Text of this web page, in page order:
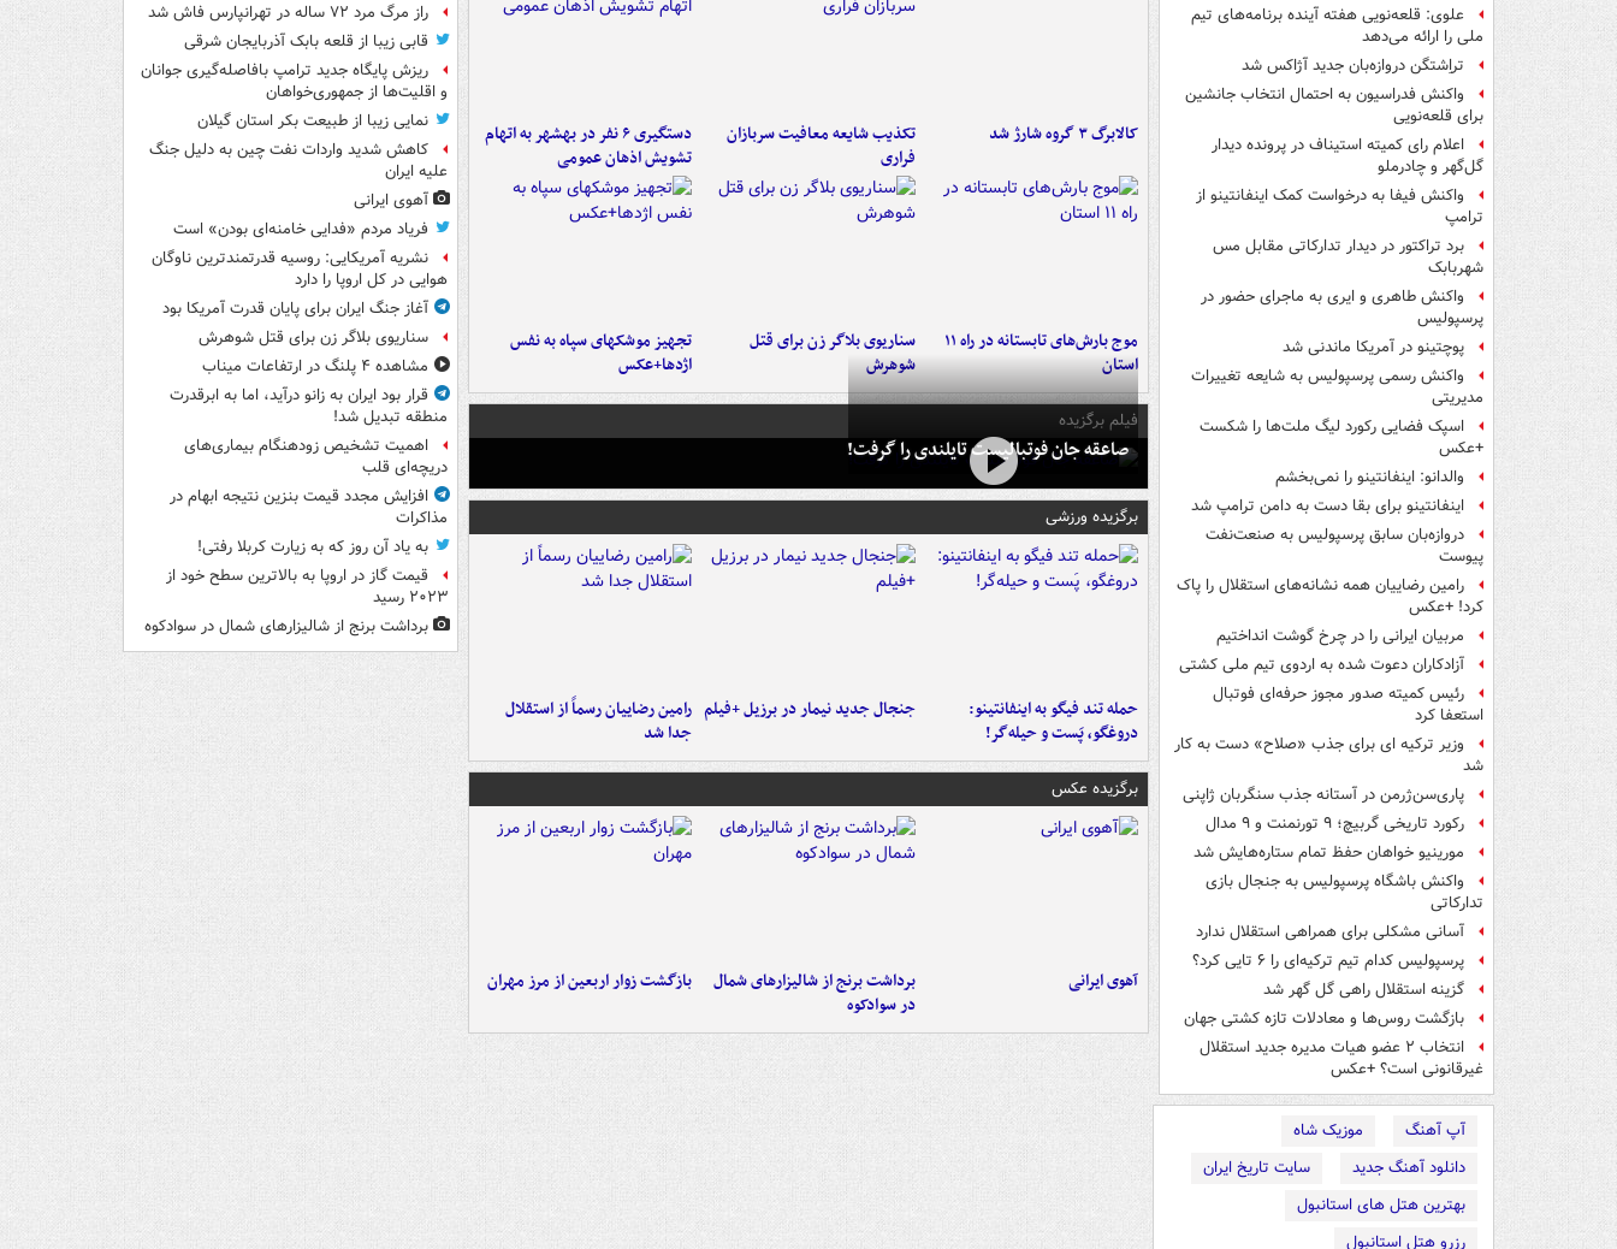
علوی: قلعه‌نویی هفته آینده برنامه‌های تیم
ملی را ارائه می‌دهد
تراِشتگن دروازه‌بان جدید آژاکس شد
واکنش فدراسیون به احتمال انتخاب جانشین
برای قلعه‌نویی
اعلام رای کمیته استیناف در پرونده دیدار
گل‌گهر و چادرملو
واکنش فیفا به درخواست کمک اینفانتینو از
ترامپ
برد تراکتور در دیدار تدارکاتی مقابل مس
شهربابک
واکنش طاهری و ایری به ماجرای حضور در
پرسپولیس
پوچتینو در آمریکا ماندنی شد
واکنش رسمی پرسپولیس به شایعه تغییرات
مدیریتی
اسپک فضایی رکورد لیگ ملت‌ها را شکست
+عکس
والدانو: اینفانتینو را نمی‌بخشم
اینفانتینو برای بقا دست به دامن ترامپ شد
دروازه‌بان سابق پرسپولیس به صنعت‌نفت
پیوست
رامین رضاییان همه نشانه‌های استقلال را پاک
کرد! +عکس
مربیان ایرانی را در چرخ گوشت انداختیم
آزادکاران دعوت شده به اردوی تیم ملی کشتی
رئیس کمیته صدور مجوز حرفه‌ای فوتبال
استعفا کرد
وزیر ترکیه ای برای جذب «صلاح» دست به کار
شد
پاری‌سن‌ژرمن در آستانه جذب سنگربان ژاپنی
رکورد تاریخی گربیچ؛ ۹ تورنمنت و ۹ مدال
مورینیو خواهان حفظ تمام ستاره‌هایش شد
واکنش باشگاه پرسپولیس به جنجال بازی
تدارکاتی
آسانی مشکلی برای همراهی استقلال ندارد
پرسپولیس کدام تیم ترکیه‌ای را ۶ تایی کرد؟
گزینه استقلال راهی گل گهر شد
بازگشت روس‌ها و معادلات تازه کشتی جهان
انتخاب ۲ عضو هیات مدیره جدید استقلال
غیرقانونی است؟ +عکس
آپ آهنگ
موزیک شاه
دانلود آهنگ جدید
سایت تاریخ ایران
بهترین هتل های استانبول
رزرو هتل استانبول
کالابرگ ۳ گروه شارژ شد
تکذیب شایعه معافیت سربازان
فراری
دستگیری ۶ نفر در بهشهر به اتهام
تشویش اذهان عمومی
موج بارش‌های تابستانه در راه ۱۱
استان
سناریوی بلاگر زن برای قتل
شوهرش
تجهیز موشکهای سپاه به نفس
اژدها+عکس
فیلم برگزیده
صاعقه جان فوتبالیست تایلندی را گرفت!
برگزیده ورزشی
حمله تند فیگو به اینفانتینو:
دروغگو، پَست‌ و حیله‌گر!
جنجال جدید نیمار در برزیل +فیلم رامین رضاییان رسماً از استقلال
جدا شد
برگزیده عکس
آهوی ایرانی
برداشت برنج از شالیزارهای شمال
در سوادکوه
بازگشت زوار اربعین از مرز مهران
راز مرگ مرد ۷۲ ساله در تهرانپارس فاش شد
قابی زیبا از قلعه بابک آذربایجان شرقی
ریزش پایگاه جدید ترامپ بافاصله‌گیری جوانان
و اقلیت‌ها از جمهوری‌خواهان
نمایی زیبا از طبیعت بکر استان گیلان
کاهش شدید واردات نفت چین به دلیل جنگ
علیه ایران
آهوی ایرانی
فریاد مردم «فدایی خامنه‌ای بودن» است
نشریه آمریکایی: روسیه قدرتمندترین ناوگان
هوایی در کل اروپا را دارد
آغاز جنگ ایران برای پایان قدرت آمریکا بود
سناریوی بلاگر زن برای قتل شوهرش
مشاهده ۴ پلنگ در ارتفاعات میناب
قرار بود ایران به زانو درآید، اما به ابرقدرت
منطقه تبدیل شد!
اهمیت تشخیص زودهنگام بیماری‌های
دریچه‌ای قلب
افزایش مجدد قیمت بنزین نتیجه ابهام در
مذاکرات
به یاد آن روز که به زیارت کربلا رفتی!
قیمت گاز در اروپا به بالاترین سطح خود از
۲۰۲۳ رسید
برداشت برنج از شالیزارهای شمال در سوادکوه